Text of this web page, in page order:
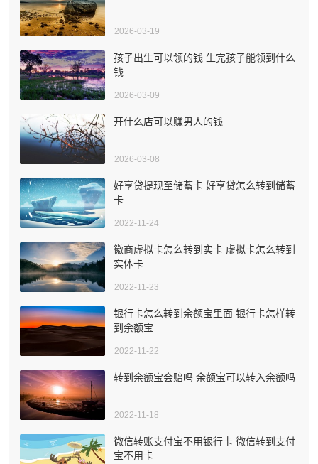
2026-03-19
孩子出生可以领的钱 生完孩子能领到什么
钱
2026-03-09
开什么店可以赚男人的钱
2026-03-08
好享贷提现至储蓄卡 好享贷怎么转到储蓄
卡
2022-11-24
徽商虚拟卡怎么转到实卡 虚拟卡怎么转到
实体卡
2022-11-23
银行卡怎么转到余额宝里面 银行卡怎样转
到余额宝
2022-11-22
转到余额宝会赔吗 余额宝可以转入余额吗
2022-11-18
微信转账支付宝不用银行卡 微信转到支付
宝不用卡